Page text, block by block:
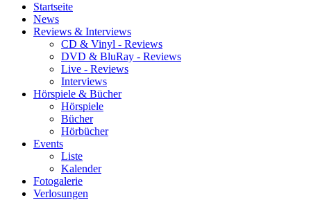
Startseite
News
Reviews & Interviews
CD & Vinyl - Reviews
DVD & BluRay - Reviews
Live - Reviews
Interviews
Hörspiele & Bücher
Hörspiele
Bücher
Hörbücher
Events
Liste
Kalender
Fotogalerie
Verlosungen